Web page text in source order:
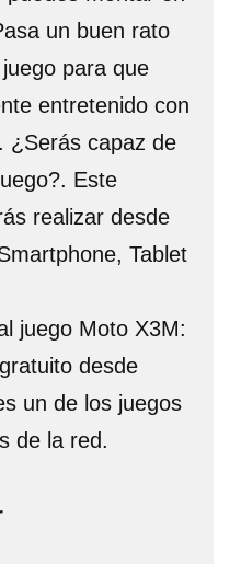
un buen rato
para que
entretenido con
¿Serás capaz de
Este
realizar desde
Tablet
juego Moto X3M:
desde
un de los juegos
de la red.